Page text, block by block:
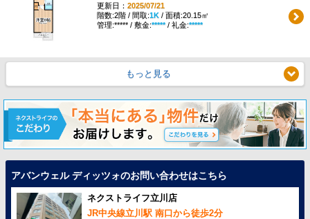
更新日： 2025/07/21
階数:2階 / 間取:1K/ 面積:20.15㎡
管理:***** / 敷金:*****/ 礼金:*****
もっと見る
アバンウェル ディッツォのお問い合わせはこちら
ネクストライフ立川店
JR中央線立川駅 南口から徒歩2分